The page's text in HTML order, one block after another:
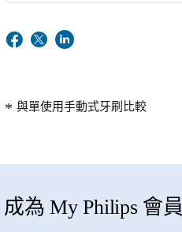
與單使用手動式牙刷比較
成為 My Philips 會員